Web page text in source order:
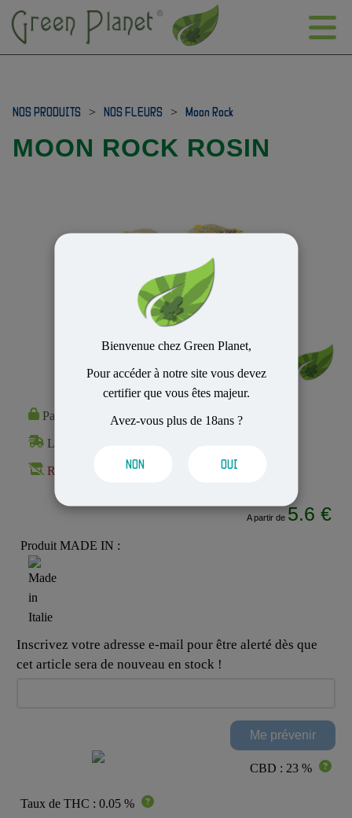
Bienvenue chez Green Planet,
Pour accéder à notre site vous devez
certifier que vous êtes majeur.
Avez-vous plus de 18ans ?
NON OUI
NOS PRODUITS > NOS FLEURS > Moon Rock
MOON ROCK ROSIN
Paiement 100% Sécurisé
Livraison Rapide et Discrète
Rupture de stock
A partir de 5.6 €
Produit MADE IN :
Inscrivez votre adresse e-mail pour être alerté dès que
cet article sera de nouveau en stock !
CBD : 23 %
Taux de THC : 0.05 %